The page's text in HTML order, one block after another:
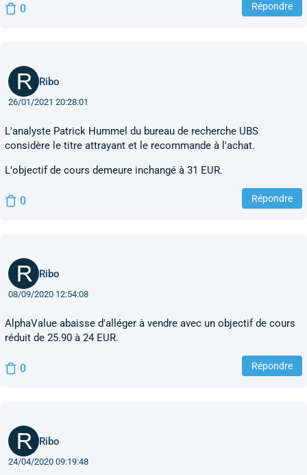
0 Répondre
Ribo
26/01/2021 20:28:01
L'analyste Patrick Hummel du bureau de recherche UBS
considère le titre attrayant et le recommande à l'achat.
L'objectif de cours demeure inchangé à 31 EUR.
0 Répondre
Ribo
08/09/2020 12:54:08
AlphaValue abaisse d'alléger à vendre avec un objectif de cours
réduit de 25.90 à 24 EUR.
0 Répondre
Ribo
24/04/2020 09:19:48